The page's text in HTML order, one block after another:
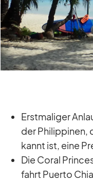
Erst­ma­li­ger
der Phil­ip­pi­nen,
kannt ist, eine
Die Co­ral
fahrt Pu­erto